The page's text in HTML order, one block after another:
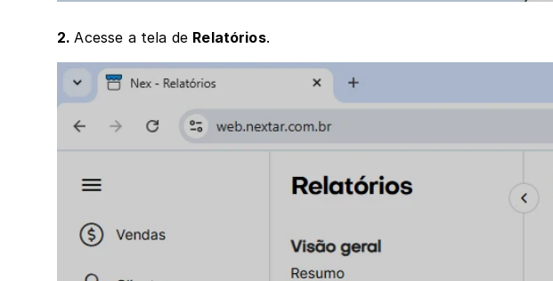
2. Acesse a tela de Relatórios.